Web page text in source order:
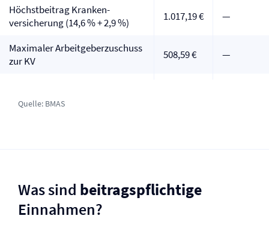
Höchstbeitrag Kranken­
versicherung (14,6 % + 2,9 %)
1.017,19 € —
Maximaler Arbeitgeberzuschuss
zur KV
508,59 € —
Quelle: BMAS
Was sind beitragspflichtige
Einnahmen?